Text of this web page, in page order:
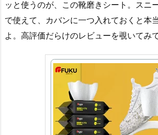
ッと使うのが、この靴磨きシート。スニ
で使えて、カバンに一つ入れておくと本
よ。高評価だらけのレビューを覗いてみ